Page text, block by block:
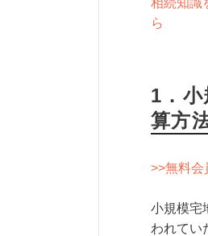
1．
算方
>>無料会
小規模宅
われてい